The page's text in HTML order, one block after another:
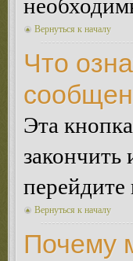
Вернуться к началу
Что
Эта
закончить
перейдите
Вернуться к началу
Почему